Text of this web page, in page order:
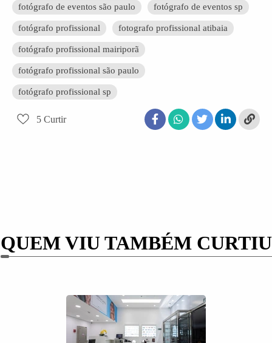
fotógrafo de eventos são paulo fotógrafo de eventos sp
fotógrafo profissional fotografo profissional atibaia
fotógrafo profissional mairiporã
fotógrafo profissional são paulo
fotógrafo profissional sp
5 Curtir
QUEM VIU TAMBÉM CURTIU